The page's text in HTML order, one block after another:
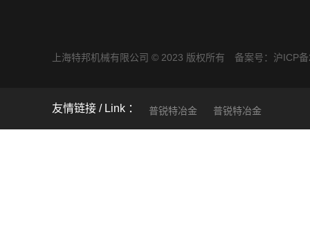
上海特邦机械有限公司 © 2023 版权所有 备案号： 沪ICP
友情链接 普锐特冶金 普锐特冶金